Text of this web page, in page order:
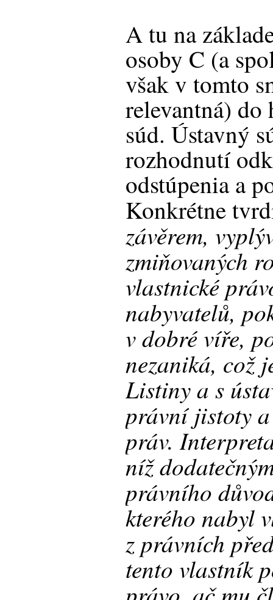
A tu na
osoby C (a
však v tomto
relevantná)
súd. Ústavný
rozhodnutí
odstúpenia a
Konkrétne
závěrem,
zmiňovaných
vlastnické
nabyvatelů,
v dobré víře,
nezaniká, což
Listiny a s
právní jistoty
práv.
níž
právního
kterého nabyl
z právních
tento vlastník